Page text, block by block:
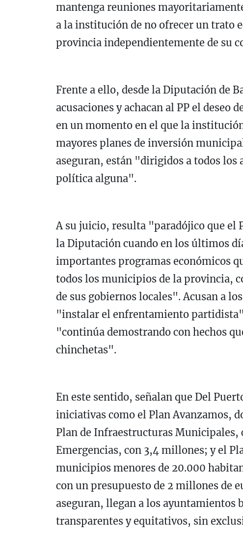
mantenga reuniones
a la institución de no ofrecer un trato
provincia independientemente de su
Frente a ello, desde la Diputación de
acusaciones y achacan al PP el
en un momento en el que la
mayores planes de inversión
aseguran, están "dirigidos a todos
política alguna".
A su juicio, resulta "paradójico que el
la Diputación cuando en los últimos
importantes programas económicos
todos los municipios de la provincia,
de sus gobiernos locales". Acusan a
"instalar el enfrentamiento
"continúa demostrando con hechos
chinchetas".
En este sentido, señalan que Del
iniciativas como el Plan Avanzamos,
Plan de Infraestructuras Municipales,
Emergencias, con 3,4 millones; y el
municipios menores de 20.000
con un presupuesto de 2 millones de
aseguran, llegan a los ayuntamientos
transparentes y equitativos, sin